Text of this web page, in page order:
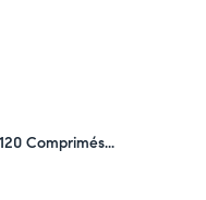
Comprimés...